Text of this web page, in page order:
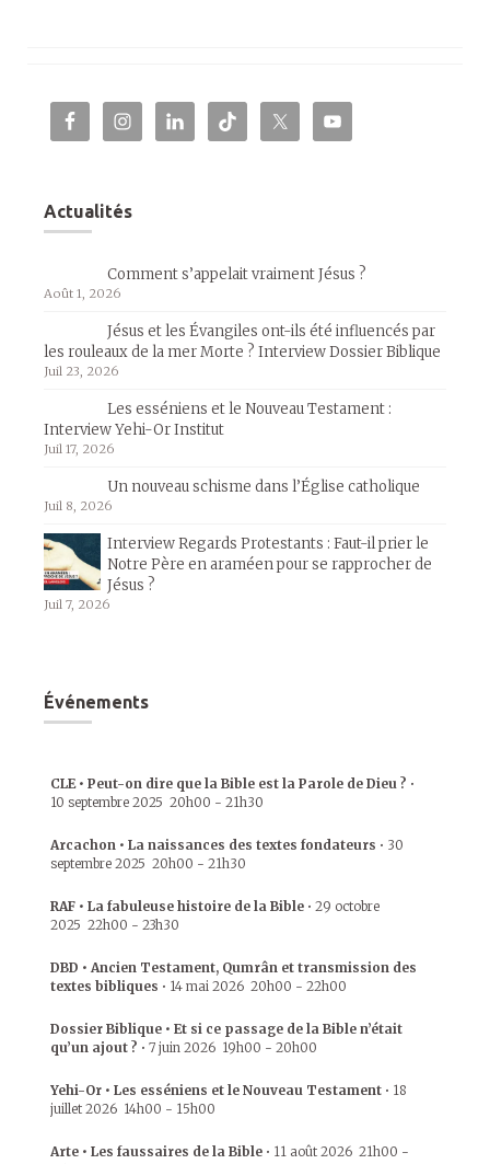
Actualités
Comment s’appelait vraiment Jésus ?
Août 1, 2026
Jésus et les Évangiles ont-ils été influencés par
les rouleaux de la mer Morte ? Interview Dossier Biblique
Juil 23, 2026
Les esséniens et le Nouveau Testament :
Interview Yehi-Or Institut
Juil 17, 2026
Un nouveau schisme dans l’Église catholique
Juil 8, 2026
Interview Regards Protestants : Faut-il prier le
Notre Père en araméen pour se rapprocher de
Jésus ?
Juil 7, 2026
Événements
CLE • Peut-on dire que la Bible est la Parole de Dieu ? •
10 septembre 2025 20h00 - 21h30
Arcachon • La naissances des textes fondateurs • 30
septembre 2025 20h00 - 21h30
RAF • La fabuleuse histoire de la Bible • 29 octobre
2025 22h00 - 23h30
DBD • Ancien Testament, Qumrân et transmission des
textes bibliques • 14 mai 2026 20h00 - 22h00
Dossier Biblique • Et si ce passage de la Bible n’était
qu’un ajout ? • 7 juin 2026 19h00 - 20h00
Yehi-Or • Les esséniens et le Nouveau Testament • 18
juillet 2026 14h00 - 15h00
Arte • Les faussaires de la Bible • 11 août 2026 21h00 -